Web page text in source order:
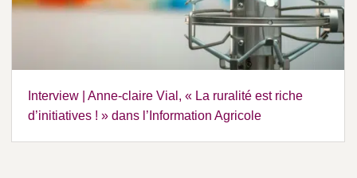
Interview | Anne-claire Vial, « La ruralité est riche
d’initiatives ! » dans l’Information Agricole